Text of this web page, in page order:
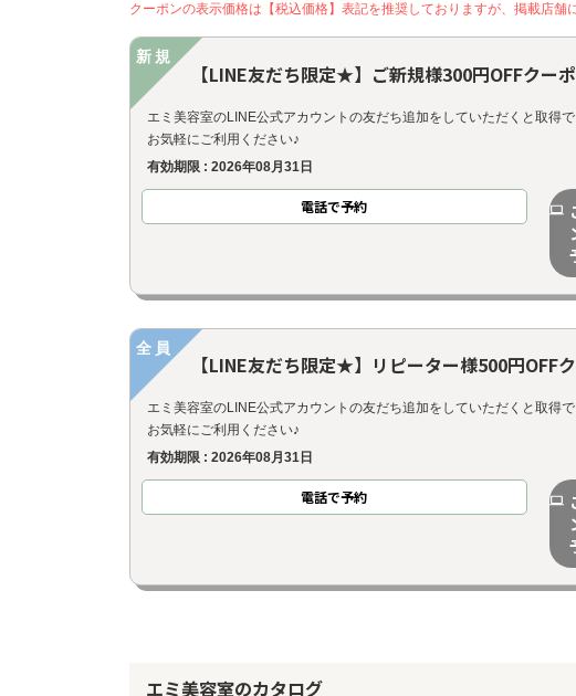
クーポンの表示価格は【税込価格】表記を推奨しておりますが、掲載店
新規
【LINE友だち限定★】ご新規様300円OFFクー
エミ美容室のLINE公式アカウントの友だち追加をしていただくと取得
お気軽にご利用ください♪
有効期限 : 2026年08月31日
電話で予約
全員
【LINE友だち限定★】リピーター様500円OFF
エミ美容室のLINE公式アカウントの友だち追加をしていただくと取得
お気軽にご利用ください♪
有効期限 : 2026年08月31日
電話で予約
エミ美容室のカタログ